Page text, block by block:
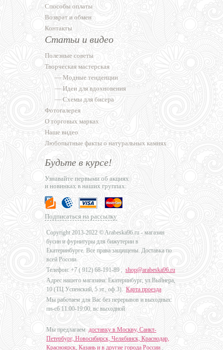
Способы оплаты
Возврат и обмен
Контакты
Статьи и видео
Полезные советы
Творческая мастерская
— Модные тенденции
— Идеи для вдохновения
— Схемы для бисера
Фотогалерея
О торговых марках
Наше видео
Любопытные факты о натуральных камнях
Будьте в курсе!
Узнавайте первыми об акциях
и новинках в наших группах:
Подписаться на рассылку
Copyright 2013-2022 © Arabeska96.ru - магазин
бусин и фурнитуры для бижутерии в
Екатеринбурге. Все права защищены. Доставка по
всей России.
Телефон: +7 ( 912) 68-191-89 , shop@arabeska96.ru
Адрес нашего магазина: Екатеринбург, ул.Выйнера,
10 (ТЦ Успенский, 5 эт., оф.3). Карта проезда
Мы работаем для Вас без перерывов и выходных:
пн-сб 11:00-19:00, вс выходной
Мы предлагаем доставку в Москву, Санкт-
Петербург, Новосибирск, Челябинск, Краснодар,
Красноярск, Казань и в другие города России .